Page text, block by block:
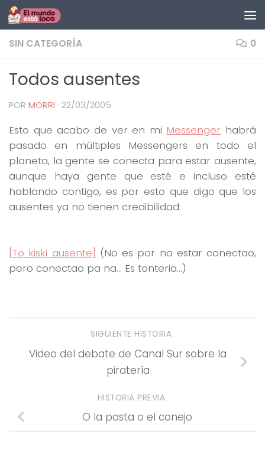
Saltar al contenido
SIN CATEGORÍA 0
Todos ausentes
POR MORRI · 22/03/2005
Esto que acabo de ver en mi Messenger habrá
pasado en múltiples Messengers en todo el
planeta, la gente se conecta para estar ausente,
aunque haya gente que esté e incluso esté
hablando contigo, es por esto que digo que los
ausentes ya no tienen credibilidad:
[To kiski ausente] (No es por no estar conectao,
pero conectao pa na… Es tonteria…)
SIGUIENTE HISTORIA
Video del debate de Canal Sur sobre la
piratería
HISTORIA PREVIA
O la pasta o el conejo